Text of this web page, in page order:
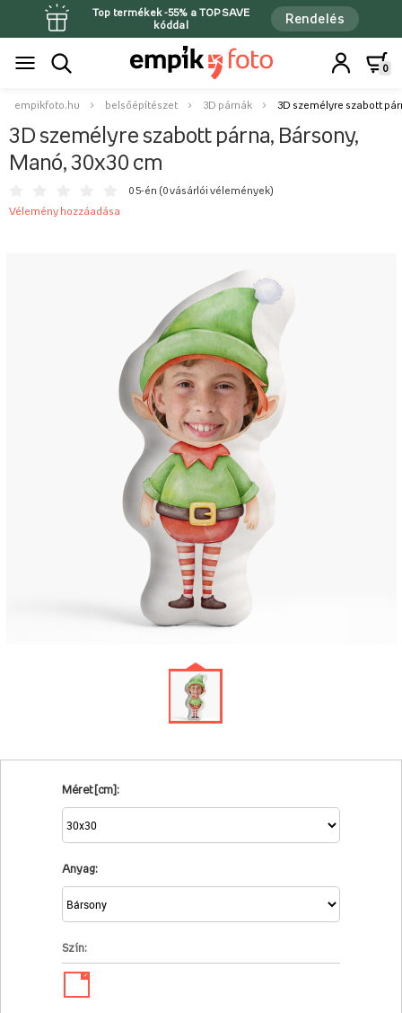
Top termékek -55% a TOPSAVE
kóddal
Rendelés
0
empikfoto.hu belsőépítészet 3D párnák 3D személyre szabott
3D személyre szabott párna, Bársony,
Manó, 30x30 cm
0 5-én (0 vásárlói vélemények)
Vélemény hozzáadása
Méret [cm]:
Anyag:
Szín:
✓